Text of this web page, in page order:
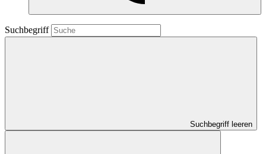
Suchbegriff
Suchbegriff leeren